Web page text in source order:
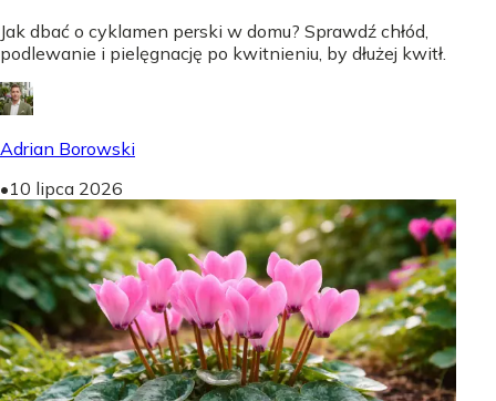
Jak dbać o cyklamen perski w domu? Sprawdź chłód,
podlewanie i pielęgnację po kwitnieniu, by dłużej kwitł.
Adrian Borowski
•10 lipca 2026